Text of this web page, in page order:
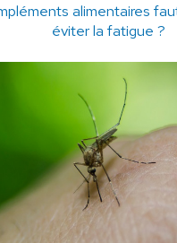
alimentaires
éviter la fatigue ?